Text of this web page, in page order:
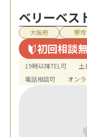
ベリーベス
大阪府 堺市
初回相談
19時以降TEL可 土
電話相談可
オン